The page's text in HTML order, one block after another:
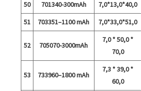
50
701340-300mAh 7,0*13,0*40,0
51
703351–1100 mAh 7,0*33,0*51,0
52 705070-3000mAh
7,0 * 50,0 *
70,0
53 733960–1800 mAh
7,3 * 39,0 *
60,0